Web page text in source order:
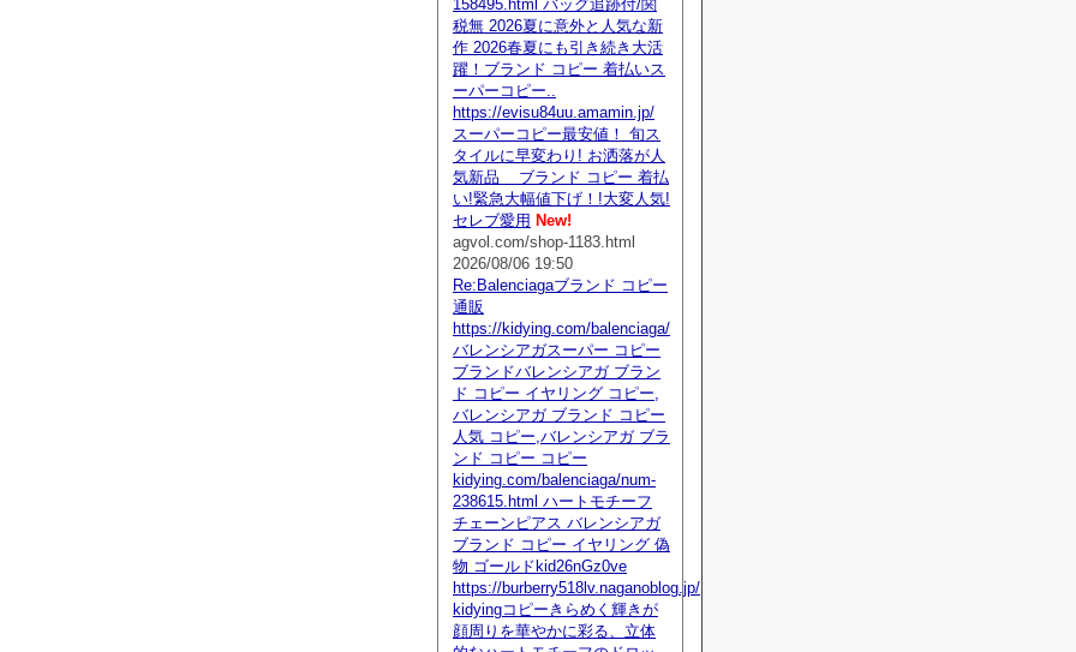
158495.html バッグ追跡付/関
税無 2026夏に意外と人気な新
作 2026春夏にも引き続き大活
躍！ブランド コピー 着払いス
ーパーコピー..
https://evisu84uu.amamin.jp/
スーパーコピー最安値！ 旬ス
タイルに早変わり! お洒落が人
気新品 ブランド コピー 着払
い!緊急大幅値下げ！!大変人気!
セレブ愛用 New!
agvol.com/shop-1183.html
2026/08/06 19:50
Re:Balenciagaブランド コピー
通販
https://kidying.com/balenciaga/
バレンシアガスーパー コピー
ブランドバレンシアガ ブラン
ド コピー イヤリング コピー,
バレンシアガ ブランド コピー
人気 コピー,バレンシアガ ブラ
ンド コピー コピー
kidying.com/balenciaga/num-
238615.html ハートモチーフ
チェーンピアス バレンシアガ
ブランド コピー イヤリング 偽
物 ゴールドkid26nGz0ve
https://burberry518lv.naganoblog.jp/
kidyingコピーきらめく輝きが
顔周りを華やかに彩る、立体